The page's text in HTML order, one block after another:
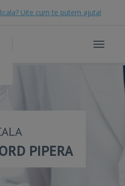
Uite cum te putem ajuta!
Toggle
PIPERA